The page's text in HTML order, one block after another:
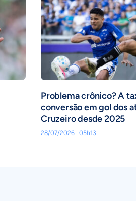
Problema crônico? A
conversão em gol dos
Cruzeiro desde 2025
28/07/2026 · 05h13